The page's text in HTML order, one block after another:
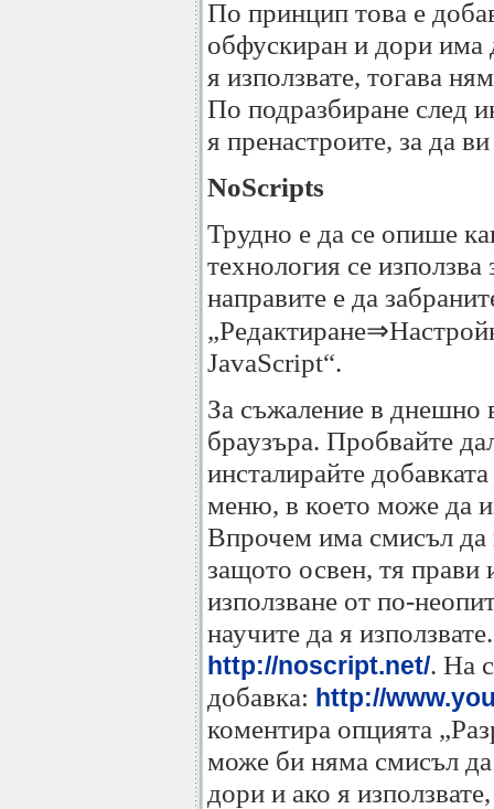
По принцип това е
обфускиран и дори има
я използвате, тогава
По подразбиране след
я пренастроите, за да
NoScripts
Трудно е да се опише
технология се
направите е да
JavaScript“.
За съжаление в днешно
браузъра. Пробвайте
инсталирайте
меню, в което може да
Впрочем има смисъл да
защото освен, тя прави
използване от по-
научите да я
http://noscript.net/. На
добавка: http://
коментира опцията
може би няма смисъл да
дори и ако я